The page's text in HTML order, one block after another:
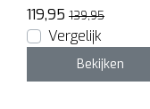
119,95 139,95
Vergelijk
Bekijken